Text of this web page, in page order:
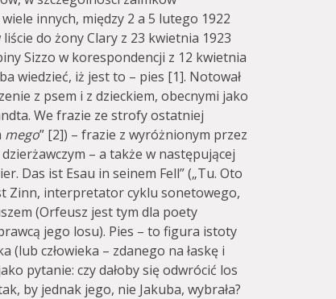
innych, między 2 a 5 lutego 1922
do żony Clary z 23 kwietnia 1923
Sizzo w korespondencji z 12 kwietnia
wiedzieć, iż jest to – pies [1]. Notował
z psem i z dzieckiem, obecnymi jako
We frazie ze strofy ostatniej
mego” [2]) – frazie z wyróżnionym przez
– a także w następującej
Das ist Esau in seinem Fell” („Tu. Oto
Zinn, interpretator cyklu sonetowego,
(Orfeusz jest tym dla poety
jego losu). Pies – to figura istoty
(lub człowieka – zdanego na łaskę i
pytanie: czy dałoby się odwrócić los
by jednak jego, nie Jakuba, wybrała?